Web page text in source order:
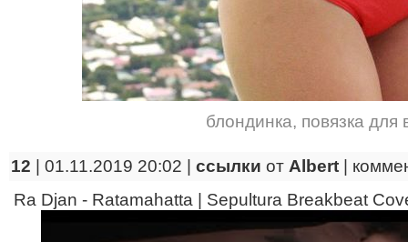
блондинка, повязка для
12 | 01.11.2019 20:02 | ссылки от Albert
Ra Djan - Ratamahatta | Sepultura Breakbeat